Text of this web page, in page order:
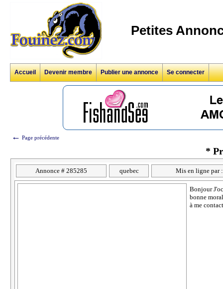
Petites
Accueil Devenir membre Publier une annonce Se connecter
← Page précédente
*
Annonce # 285285 quebec Mis en ligne par
Bonjour
bonne
à me